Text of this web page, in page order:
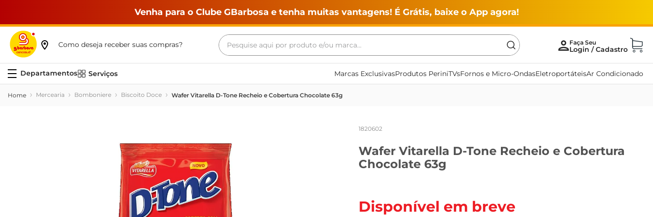
Venha para o Clube GBarbosa e tenha muitas vantagens! É Grátis, baixe o App agora!
Como deseja receber suas compras?
Pesquise aqui por produto e/ou marca...
Serviços Marcas ExclusivasProdutos PeriniTVsFornos e Micro-OndasEletroportáteisAr Condicionado
Mercearia Bomboniere Biscoito Doce Wafer Vitarella D-Tone Recheio e Cobertura Chocolate 63g
1820602
Wafer Vitarella D-Tone Recheio e Cobertura
Chocolate 63g
Disponível em breve
Termos mais buscados
maquina lavar